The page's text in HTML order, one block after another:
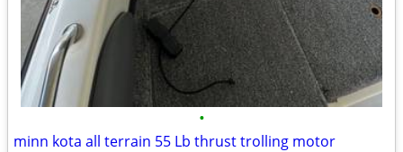
•
minn kota all terrain 55 Lb thrust trolling motor